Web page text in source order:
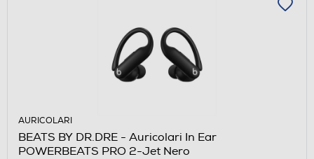
AURICOLARI
BEATS BY DR.DRE - Auricolari In Ear
POWERBEATS PRO 2-Jet Nero